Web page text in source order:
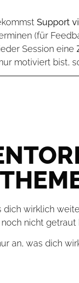
Support
(für
Session eine
motiviert bist,
wirklich
nicht getraut
an, was dich